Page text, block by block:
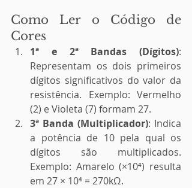
Como Ler o Código de
Cores
1ª e 2ª Bandas (Dígitos):
Representam os dois primeiros
dígitos significativos do valor da
resistência. Exemplo: Vermelho
(2) e Violeta (7) formam 27.
3ª Banda (Multiplicador): Indica
a potência de 10 pela qual os
dígitos são multiplicados.
Exemplo: Amarelo (×10⁴) resulta
em 27 × 10⁴ = 270kΩ.